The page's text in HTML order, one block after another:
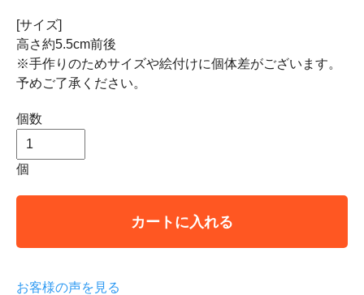
[サイズ]
高さ約5.5cm前後
※手作りのためサイズや絵付けに個体差がございます。
予めご了承ください。
個数
個
カートに入れる
お客様の声を見る